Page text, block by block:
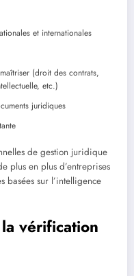
et internationales
(droit des contrats,
etc.)
juridiques
de gestion juridique
plus en plus d’entreprises
basées sur l’intelligence
la vérification